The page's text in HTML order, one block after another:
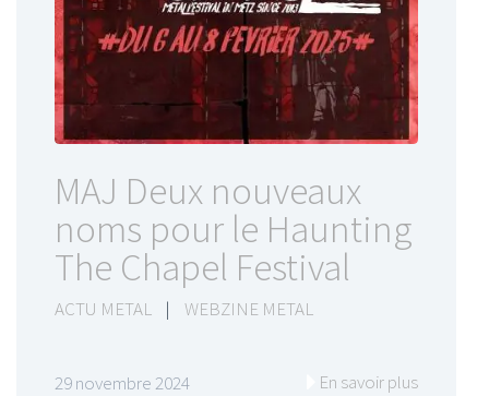
MAJ Deux nouveaux
noms pour le Haunting
The Chapel Festival
ACTU METAL | WEBZINE METAL
29 novembre 2024 En savoir plus